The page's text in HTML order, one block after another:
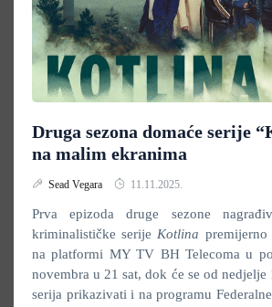
Druga sezona domaće serije
na malim ekranima
Sead Vegara 11.11.2025.
Prva epizoda druge sezone
kriminalističke serije Kotlina
na platformi MY TV BH Telecoma u
novembra u 21 sat, dok će se od nedjelje
serija prikazivati i na programu